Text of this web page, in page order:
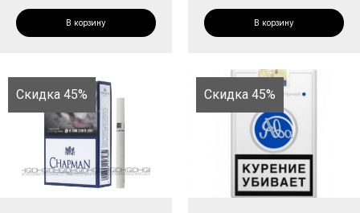
В корзину В корзину
Скидка 45% Скидка 45%